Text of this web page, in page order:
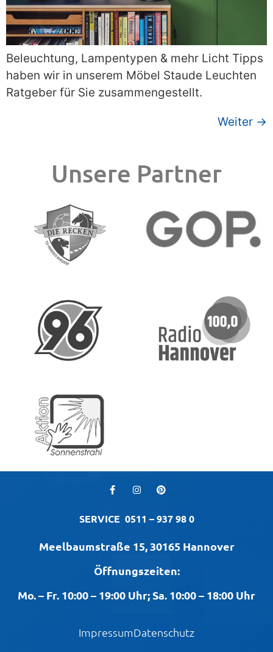
Beleuchtung, Lampentypen & mehr Licht Tipps
haben wir in unserem Möbel Staude Leuchten
Ratgeber für Sie zusammengestellt.
Weiter →
Unsere Partner
SERVICE 0511 – 937 98 0
Meelbaumstraße 15, 30165 Hannover
Öffnungszeiten:
Mo. – Fr. 10:00 – 19:00 Uhr; Sa. 10:00 – 18:00 Uhr
ImpressumDatenschutz